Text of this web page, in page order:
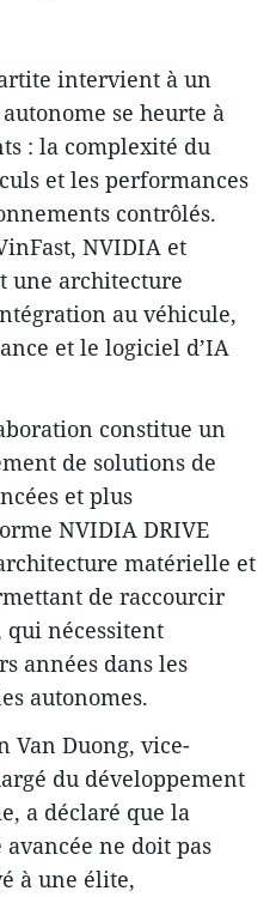
intervient à un
se heurte à
: la complexité du
et les performances
contrôlés.
NVIDIA et
une architecture
au véhicule,
et le logiciel d’IA
constitue un
de solutions de
et plus
NVIDIA DRIVE
matérielle et
de raccourcir
qui nécessitent
années dans les
autonomes.
Van Duong, vice-
du développement
a déclaré que la
ne doit pas
à une élite,